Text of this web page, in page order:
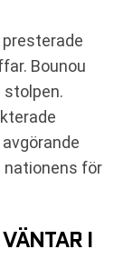
presterade
Bounou
stolpen.
nationens för
I